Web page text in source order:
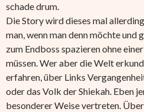
schade drum.
Die Story wird dieses mal
man, wenn man denn möchte
zum Endboss spazieren ohne
müssen. Wer aber die Welt
erfahren, über Links
oder das Volk der Shiekah. Eben
besonderer Weise vertreten.